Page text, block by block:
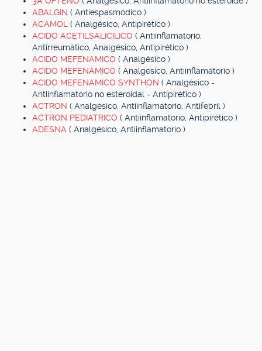
ABALGIN ( Antiespasmódico )
ACAMOL ( Analgésico, Antipirético )
ACIDO ACETILSALICILICO ( Antiinflamatorio,
Antirreumático, Analgésico, Antipirético )
ACIDO MEFENAMICO ( Analgésico )
ACIDO MEFENAMICO ( Analgésico, Antiinflamatorio )
ACIDO MEFENAMICO SYNTHON ( Analgésico -
Antiinflamatorio no esteroidal - Antipirético )
ACTRON ( Analgésico, Antiinflamatorio, Antifebril )
ACTRON PEDIATRICO ( Antiinflamatorio, Antipirético )
ADESNA ( Analgésico, Antiinflamatorio )